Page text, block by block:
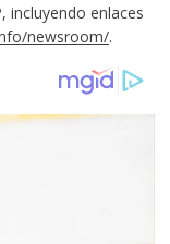
incluyendo enlaces
newsroom/.